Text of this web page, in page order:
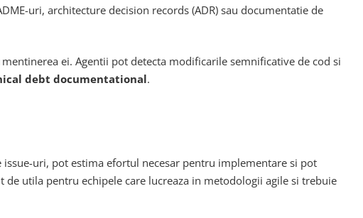
uri, architecture decision records (ADR) sau documentatie de
ei. Agentii pot detecta modificarile semnificative de cod si
debt documentational.
issue-uri, pot estima efortul necesar pentru implementare si pot
utila pentru echipele care lucreaza in metodologii agile si trebuie